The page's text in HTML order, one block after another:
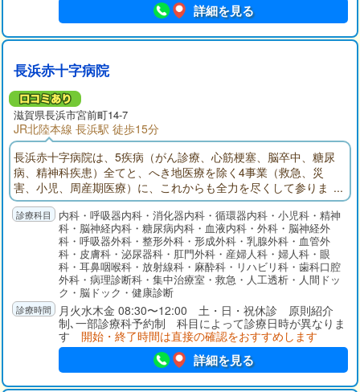
詳細を見る
長浜赤十字病院
滋賀県長浜市宮前町14-7
JR北陸本線 長浜駅 徒歩15分
長浜赤十字病院は、5疾病（がん診療、心筋梗塞、脳卒中、糖尿
病、精神科疾患）全てと、へき地医療を除く4事業（救急、災
害、小児、周産期医療）に、これからも全力を尽くして参りま
す。
内科・呼吸器内科・消化器内科・循環器内科・小児科・精神
科・脳神経内科・糖尿病内科・血液内科・外科・脳神経外
科・呼吸器外科・整形外科・形成外科・乳腺外科・血管外
科・皮膚科・泌尿器科・肛門外科・産婦人科・婦人科・眼
科・耳鼻咽喉科・放射線科・麻酔科・リハビリ科・歯科口腔
外科・病理診断科・集中治療室・救急・人工透析・人間ドッ
ク・脳ドック・健康診断
月火水木金 08:30〜12:00 土・日・祝休診 原則紹介
制､一部診療科予約制 科目によって診療日時が異なりま
す 開始・終了時間は直接の確認をおすすめします
詳細を見る